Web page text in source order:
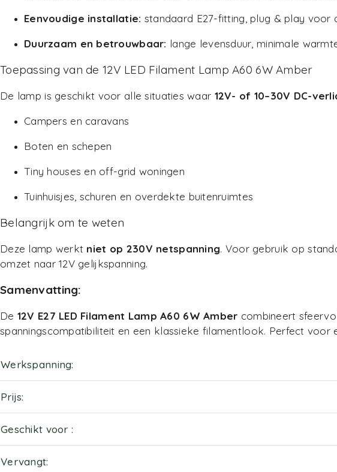
Eenvoudige installatie: standaard E27-fitting, plug & play voor
Duurzaam en betrouwbaar: lange levensduur, minimale
Toepassing van de 12V LED Filament Lamp A60 6W Amber
De lamp is geschikt voor alle situaties waar 12V- of 10–30V DC-
Campers en caravans
Boten en schepen
Tiny houses en off-grid woningen
Tuinhuisjes, schuren en overdekte buitenruimtes
Belangrijk om te weten
Deze lamp werkt niet op 230V netspanning. Voor gebruik op
omzet naar 12V gelijkspanning.
Samenvatting:
De 12V E27 LED Filament Lamp A60 6W Amber combineert
spanningscompatibiliteit en een klassieke filamentlook. Perfect voor
Werkspanning
Prijs
Geschikt voor
Vervangt